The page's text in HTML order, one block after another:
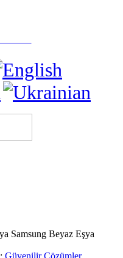
Samsung Beyaz Eşya
Güvenilir Çözümler,